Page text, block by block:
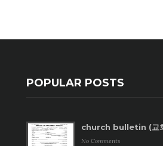
POPULAR POSTS
church bulletin (교
No Comments